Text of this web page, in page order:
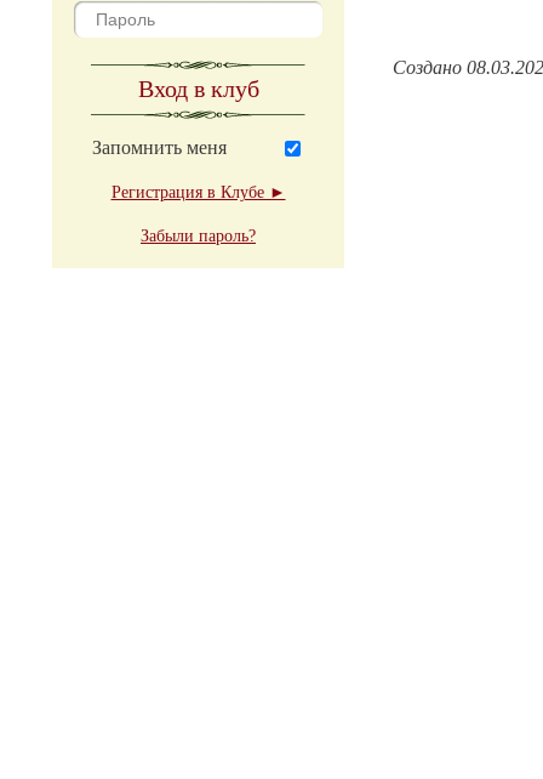
Вход в клуб
Запомнить меня
Регистрация в Клубе ►
Забыли пароль?
Создано